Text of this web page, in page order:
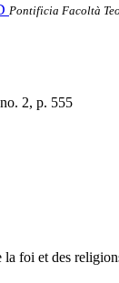
Pontificia Facoltà
2, p. 555
la foi et des